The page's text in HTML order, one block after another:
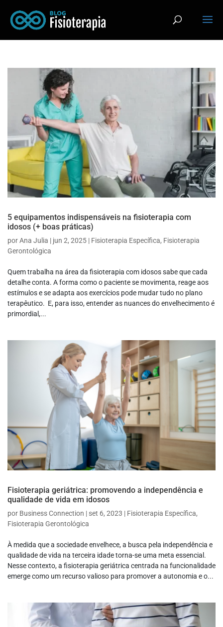
5 equipamentos indispensáveis na fisioterapia com
idosos (+ boas práticas)
porAna Julia | jun 2, 2025 | Fisioterapia Específica, Fisioterapia
Gerontológica
Quem trabalha na área da fisioterapia com idosos sabe que cada
detalhe conta. A forma como o paciente se movimenta, reage aos
estímulos e se adapta aos exercícios pode mudar tudo no plano
terapêutico. E, para isso, entender as nuances do envelhecimento é
primordial,...
Fisioterapia geriátrica: promovendo a independência e
qualidade de vida em idosos
por Business Connection | set 6, 2023 | Fisioterapia Específica,
Fisioterapia Gerontológica
À medida que a sociedade envelhece, a busca pela independência e
qualidade de vida na terceira idade torna-se uma meta essencial.
Nesse contexto, a fisioterapia geriátrica centrada na funcionalidade
emerge como um recurso valioso para promover a autonomia e o...